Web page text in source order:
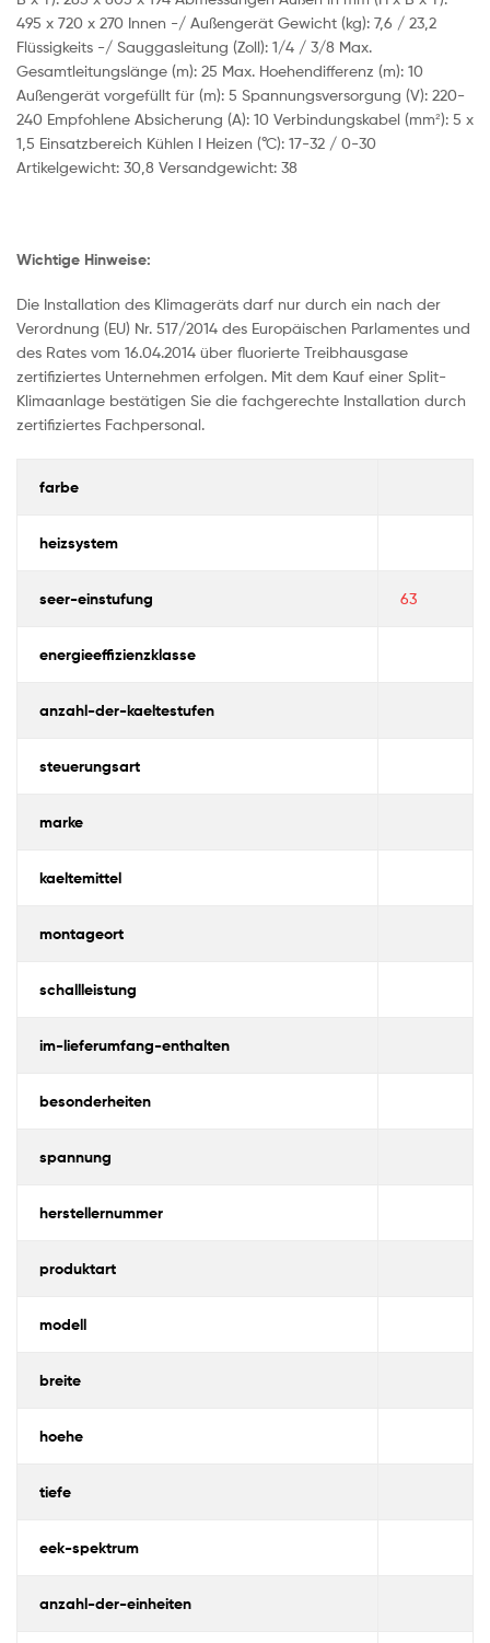
495 x 720 x 270 Innen -/ Außengerät Gewicht (kg)‍: 7,6 / 23,2
Flüssigkeits -/ Sauggasleitung (Zoll): 1/4 / 3/8 Max.
Gesamtleitungslänge (m)‍: 25 Max. Hoehendifferenz (m)‍: 10
Außengerät vorgefüllt für (m)‍: 5 Spannungsversorgung (V)‍: 220-
240 Empfohlene Absicherung (A)‍: 10 Verbindungskabel (mm²)‍: 5 x
1,5 Einsatzbereich Kühlen I Heizen (°C)‍: 17-32 / 0-30
Artikelgewicht‍: 30,8 Versandgewicht‍: 38
Wichtige Hinweise:
Die Installation des Klimageräts darf nur durch ein nach der
Verordnung (EU) Nr. 517/2014 des Europäischen Parlamentes und
des Rates vom 16.04.2014 über fluorierte Treibhausgase
zertifiziertes Unternehmen erfolgen. Mit dem Kauf einer Split-
Klimaanlage bestätigen Sie die fachgerechte Installation durch
zertifiziertes Fachpersonal.
farbe
heizsystem
seer-einstufung 63
energieeffizienzklasse
anzahl-der-kaeltestufen
steuerungsart
marke
kaeltemittel
montageort
schallleistung
im-lieferumfang-enthalten
besonderheiten
spannung
herstellernummer
produktart
modell
breite
hoehe
tiefe
eek-spektrum
anzahl-der-einheiten